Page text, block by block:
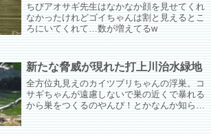
ちびアオサギ先生はなかなか顔を見せてくれ
なかったけれどゴイちゃんは割と見えるとこ
ろにいてくれて…数が増えてるw
新たな脅威が現れた打上川治水緑地
全方位丸見えのカイツブリちゃんの浮巣。コ
サギちゃんが遠慮しないで巣の近くで暴れる
から巣をつくるのやんぴ！とかなんか知らん